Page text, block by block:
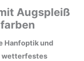
Augspleiß
Hanfoptik und
wetterfestes